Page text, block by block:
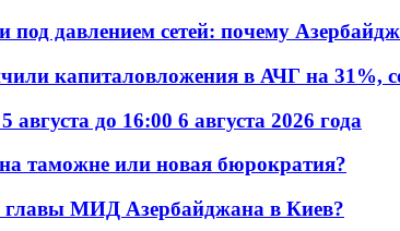
давлением сетей: почему
капиталовложения в АЧГ на 31%,
до 16:00 6 августа 2026 года
таможне или новая бюрократия?
главы МИД Азербайджана в Киев?